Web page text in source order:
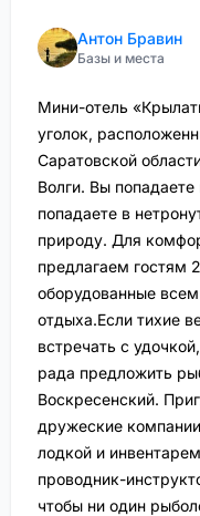
Антон Бравин
Базы и места
Мини-отель
уголок,
Саратовской
Волги. Вы
попадаете в
природу. Для
предлагаем гостям
оборудованные
отдыха.Если тихие
встречать с
рада предложить
Воскресенский.
дружеские
лодкой и
проводник-
чтобы ни один